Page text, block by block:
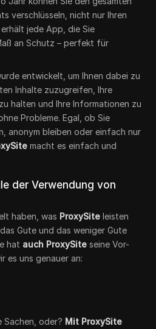
verschlüsseln, nicht nur Ihren
jede App, die Sie
an Schutz – perfekt für
entwickelt, um Ihnen dabei zu
Inhalte zuzugreifen, Ihre
halten und Ihre Informationen zu
Probleme. Egal, ob Sie
anonym bleiben oder einfach nur
macht es einfach und
der Verwendung von
haben, was ProxySite leisten
Gute und das weniger Gute
hat auch ProxySite seine Vor-
es uns genauer an:
Sachen, oder? Mit ProxySite